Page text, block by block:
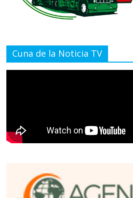
Cuna de la Noticia TV